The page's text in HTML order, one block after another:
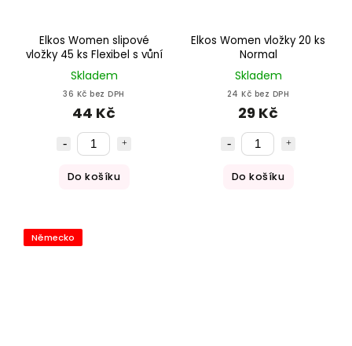
Elkos Women slipové
vložky 45 ks Flexibel s vůní
Skladem
36 Kč bez DPH
44 Kč
Do košíku
Elkos Women vložky 20 ks
Normal
Skladem
24 Kč bez DPH
29 Kč
Do košíku
Německo